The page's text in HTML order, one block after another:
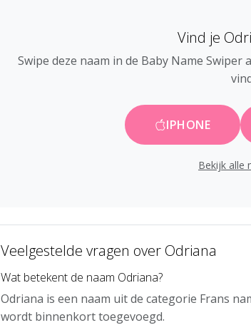
Vind je
Swipe deze naam in de Baby Name
IPHONE
Bekijk alle
Veelgestelde vragen over Odriana
Wat betekent de naam Odriana?
Odriana is een naam uit de categorie Frans
wordt binnenkort toegevoegd.